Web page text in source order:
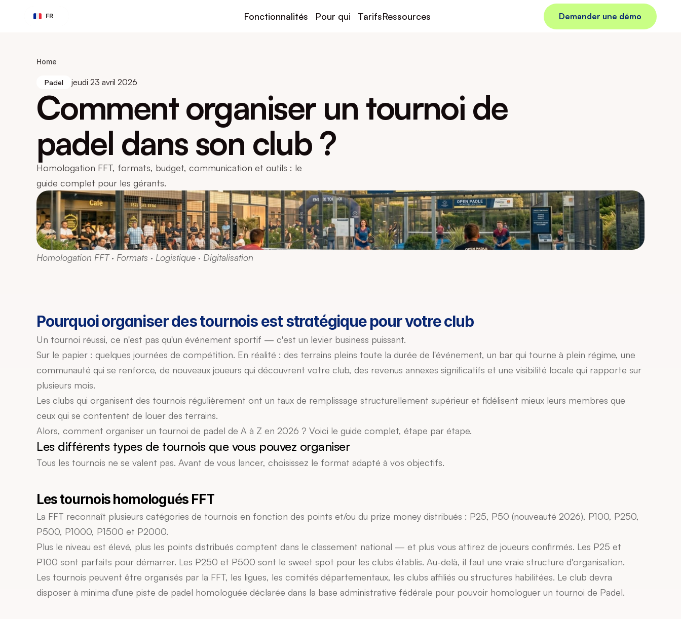
FR Fonctionnalités Pour qui TarifsRessources Demander une démo
Home
Padel jeudi 23 avril 2026
Comment organiser un tournoi de
padel dans son club ?
Homologation FFT, formats, budget, communication et outils : le
guide complet pour les gérants.
Homologation FFT · Formats · Logistique · Digitalisation
Pourquoi organiser des tournois est stratégique pour votre club
Un tournoi réussi, ce n'est pas qu'un événement sportif — c'est un levier business puissant.
Sur le papier : quelques journées de compétition. En réalité : des terrains pleins toute la durée de l'événement, un bar qui tourne à plein régime, une
communauté qui se renforce, de nouveaux joueurs qui découvrent votre club, des revenus annexes significatifs et une visibilité locale qui rapporte sur
plusieurs mois.
Les clubs qui organisent des tournois régulièrement ont un taux de remplissage structurellement supérieur et fidélisent mieux leurs membres que
ceux qui se contentent de louer des terrains.
Alors, comment organiser un tournoi de padel de A à Z en 2026 ? Voici le guide complet, étape par étape.
Les différents types de tournois que vous pouvez organiser
Tous les tournois ne se valent pas. Avant de vous lancer, choisissez le format adapté à vos objectifs.
Les tournois homologués FFT
La FFT reconnaît plusieurs catégories de tournois en fonction des points et/ou du prize money distribués : P25, P50 (nouveauté 2026), P100, P250,
P500, P1000, P1500 et P2000.
Plus le niveau est élevé, plus les points distribués comptent dans le classement national — et plus vous attirez de joueurs confirmés. Les P25 et
P100 sont parfaits pour démarrer. Les P250 et P500 sont le sweet spot pour les clubs établis. Au-delà, il faut une vraie structure d'organisation.
Les tournois peuvent être organisés par la FFT, les ligues, les comités départementaux, les clubs affiliés ou structures habilitées. Le club devra
disposer à minima d'une piste de padel homologuée déclarée dans la base administrative fédérale pour pouvoir homologuer un tournoi de Padel.